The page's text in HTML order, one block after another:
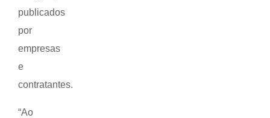
publicados
por
empresas
e
contratantes.
“Ao